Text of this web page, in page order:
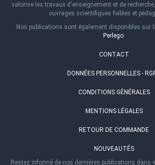
valorise les travaux d'enseignement et de
ouvrages scientifiques fiables et
Nos publications sont également disponibles sur
Perlego.
CONTACT
DONNÉES PERSONNELLES -
CONDITIONS GÉNÉRALES
MENTIONS LÉGALES
RETOUR DE COMMANDE
NOUVEAUTÉS
Restez informé de nos dernières publications dans